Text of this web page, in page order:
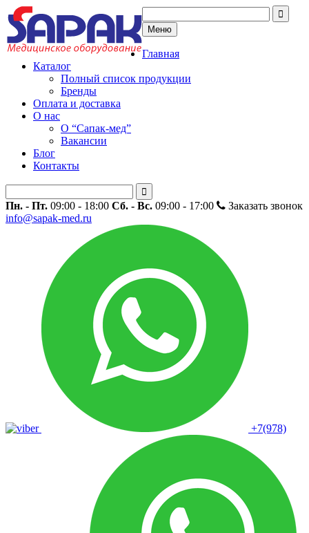
Меню
Главная
Каталог
Полный список продукции
Бренды
Оплата и доставка
О нас
О “Сапак-мед”
Вакансии
Блог
Контакты
Пн. - Пт. 09:00 - 18:00 Сб. - Вс. 09:00 - 17:00
Заказать звонок
info@sapak-med.ru
+7(978)